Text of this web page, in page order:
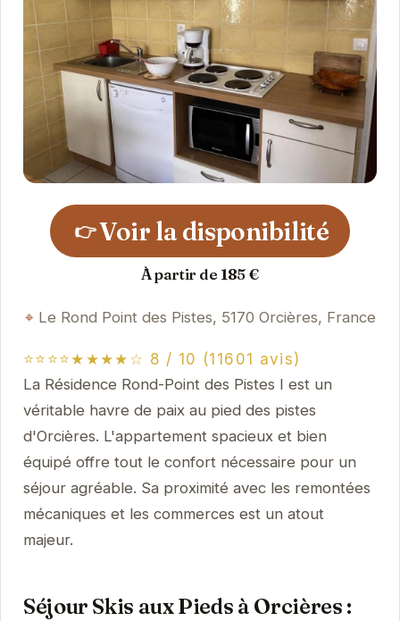
👉 Voir la disponibilité
À partir de 185 €
Le Rond Point des Pistes, 5170 Orcières, France
⭐⭐⭐⭐★★★★☆ 8 / 10 (11601 avis)
La Résidence Rond-Point des Pistes I est un
véritable havre de paix au pied des pistes
d'Orcières. L'appartement spacieux et bien
équipé offre tout le confort nécessaire pour un
séjour agréable. Sa proximité avec les remontées
mécaniques et les commerces est un atout
majeur.
Séjour Skis aux Pieds à Orcières :